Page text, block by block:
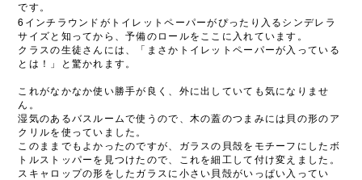
です。
6 インチラウンドがトイレットペーパーがぴったり入るシンデレラ
サイズと知ってから、予備のロールをここに入れています。
クラスの生徒さんには、「まさかトイレットペーパーが入っている
とは！」と驚かれます。
これがなかなか使い勝手が良く、外に出していても気になりませ
ん。
湿気のあるバスルームで使うので、木の蓋のつまみには貝の形のア
クリルを使っていました。
このままでもよかったのですが、ガラスの貝殻をモチーフにしたボ
トルストッパーを見つけたので、これを細工して付け変えました。
スキャロップの形をしたガラスに小さい貝殻がいっぱい入ってい